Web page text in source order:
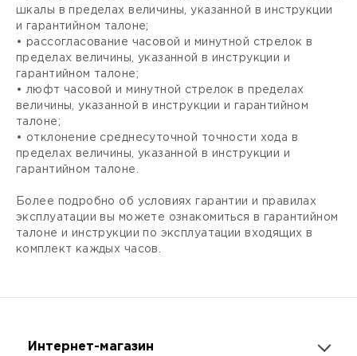
шкалы в пределах величины, указанной в инструкции
и гарантийном талоне;
• рассогласование часовой и минутной стрелок в
пределах величины, указанной в инструкции и
гарантийном талоне;
• люфт часовой и минутной стрелок в пределах
величины, указанной в инструкции и гарантийном
талоне;
• отклонение среднесуточной точности хода в
пределах величины, указанной в инструкции и
гарантийном талоне.
Более подробно об условиях гарантии и правилах
эксплуатации вы можете ознакомиться в гарантийном
талоне и инструкции по эксплуатации входящих в
комплект каждых часов.
Интернет-магазин